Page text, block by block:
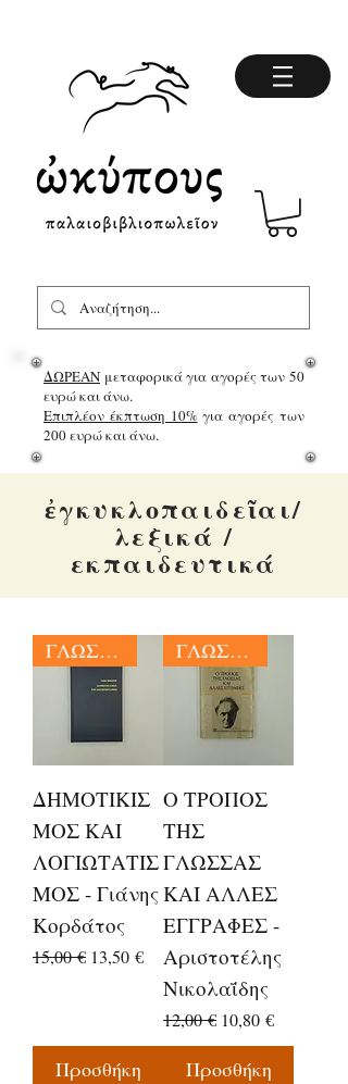
ΔΩΡΕΑΝ μεταφορικά για αγορές των 50
ευρώ και άνω.
Επιπλέον έκπτωση 10%για αγορές των
200 ευρώ και άνω.
ἐγκυκλοπαιδεῖαι/
λεξικά /
εκπαιδευτικά
ΓΛΩΣΣΟΛΟΓΙΑ
ΔΗΜΟΤΙΚΙΣ
ΜΟΣ ΚΑΙ
ΛΟΓΙΩΤΑΤΙΣ
ΜΟΣ - Γιάνης
Κορδάτος
Κανονική τιμή
15,00 € Τιμή Έκπτωσης
13,50 €
Προσθήκη
ΓΛΩΣΣΟΛΟΓΙΑ
Ο ΤΡΟΠΟΣ
ΤΗΣ
ΓΛΩΣΣΑΣ
ΚΑΙ ΑΛΛΕΣ
ΕΓΓΡΑΦΕΣ -
Αριστοτέλης
Νικολαΐδης
Κανονική τιμή
12,00 € Τιμή Έκπτωσης
10,80 €
Προσθήκη